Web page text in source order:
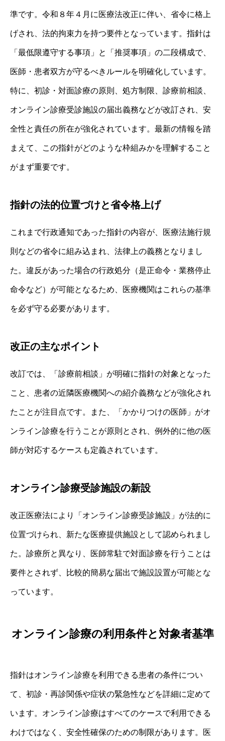
準です。令和８年４月に医療法改正に伴い、省令に格上
げされ、法的拘束力を持つ要件となっています。指針は
「最低限遵守する事項」と「推奨事項」の二段構成で、
医師・患者双方が守るべきルールを明確化しています。
特に、初診・対面診療の原則、処方制限、診療前相談、
オンライン診療受診施設の届出義務などが改訂され、安
全性と責任の所在が強化されています。最新の情報を踏
まえて、この指針がどのような枠組みかを理解すること
がまず重要です。
指針の法的位置づけと省令格上げ
これまで行政通知であった指針の内容が、医療法施行規
則などの省令に組み込まれ、法律上の義務となりまし
た。違反があった場合の行政処分（是正命令・業務停止
命令など）が可能となるため、医療機関はこれらの基準
を必ず守る必要があります。
改正の主なポイント
改訂では、「診療前相談」が明確に指針の対象となった
こと、患者の近隣医療機関への紹介義務などが強化され
たことが注目点です。また、「かかりつけの医師」がオ
ンライン診療を行うことが原則とされ、例外的に他の医
師が対応するケースも定義されています。
オンライン診療受診施設の新設
改正医療法により「オンライン診療受診施設」が法的に
位置づけられ、新たな医療提供施設として認められまし
た。診療所と異なり、医師常駐で対面診療を行うことは
要件とされず、比較的簡易な届出で施設設置が可能とな
っています。
オンライン診療の利用条件と対象者基準
指針はオンライン診療を利用できる患者の条件につい
て、初診・再診関係や症状の緊急性などを詳細に定めて
います。オンライン診療はすべてのケースで利用できる
わけではなく、安全性確保のための制限があります。医